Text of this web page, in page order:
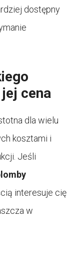
dostępny
cena
dla wielu
kosztami i
Jeśli
interesuje cię
w